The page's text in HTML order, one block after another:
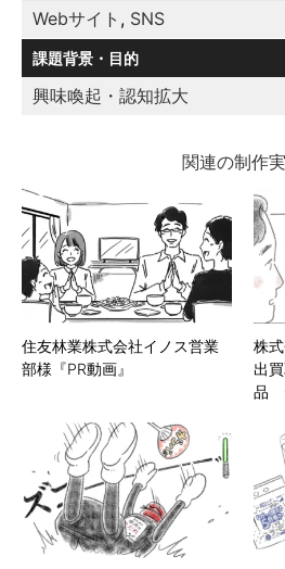
Webサイト , SNS
課題背景・目的
興味喚起・認知拡大
関連の制作
住友林業株式会社イノス営業
部様『PR動画』
株
出
品